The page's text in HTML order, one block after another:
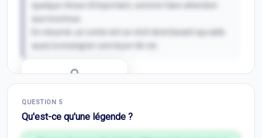
quelque chose d'important, comme faire attention
En résumé, un conte est un récit divertissant qui aide
aussi à enseigner une leçon de vie.
QUESTION 5
Qu'est-ce qu'une légende ?